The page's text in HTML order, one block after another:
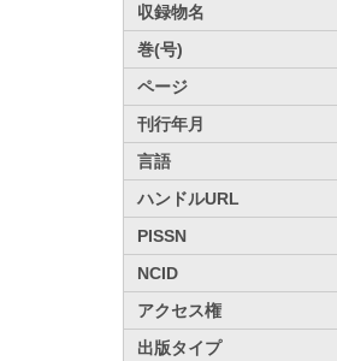
収録物名
巻(号)
ページ
刊行年月
言語
ハンドルURL
PISSN
NCID
アクセス権
出版タイプ